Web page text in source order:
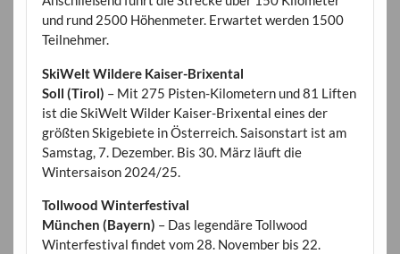
und rund 2500 Höhenmeter. Erwartet werden 1500
Teilnehmer.
SkiWelt Wildere Kaiser-Brixental
Soll (Tirol) – Mit 275 Pisten-Kilometern und 81 Liften
ist die SkiWelt Wilder Kaiser-Brixental eines der
größten Skigebiete in Österreich. Saisonstart ist am
Samstag, 7. Dezember. Bis 30. März läuft die
Wintersaison 2024/25.
Tollwood Winterfestival
München (Bayern) – Das legendäre Tollwood
Winterfestival findet vom 28. November bis 22.